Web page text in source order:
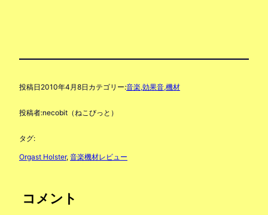
投稿日 2010年4月8日 カテゴリー:音楽,効果音,機材
投稿者:necobit（ねこびっと）
タグ:
Orgast Holster, 音楽機材レビュー
コメント